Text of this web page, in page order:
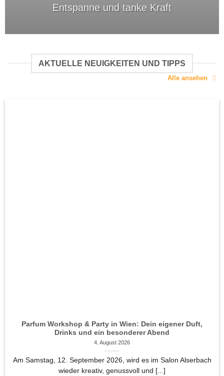
Entspanne und tanke Kraft
AKTUELLE NEUIGKEITEN UND TIPPS
Alle ansehen
Parfum Workshop & Party in Wien: Dein eigener Duft,
Drinks und ein besonderer Abend
4. August 2026
Am Samstag, 12. September 2026, wird es im Salon Alserbach
wieder kreativ, genussvoll und [...]